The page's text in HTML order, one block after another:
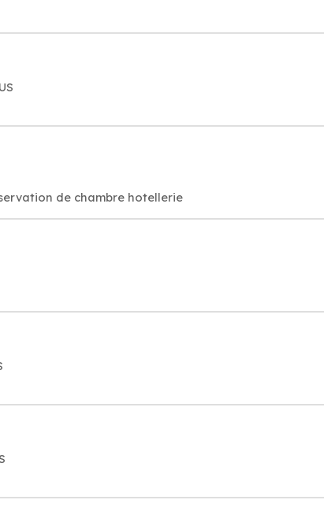
de chambre hotellerie